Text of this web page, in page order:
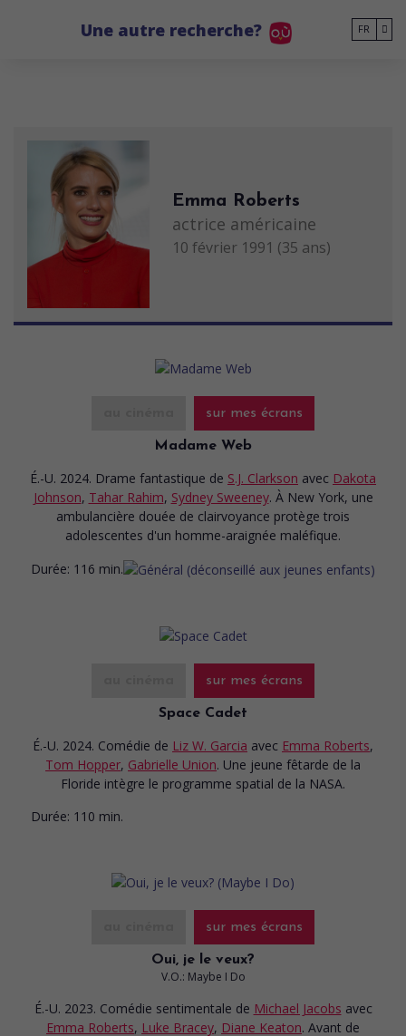
Une autre recherche? FR
Emma Roberts
actrice américaine
10 février 1991 (35 ans)
sur mes écrans
Madame Web
É.-U. 2024. Drame fantastique de S.J. Clarkson avec Dakota
Johnson, Tahar Rahim, Sydney Sweeney. À New York, une
ambulancière douée de clairvoyance protège trois
adolescentes d'un homme-araignée maléfique.
Durée: 116 min.
sur mes écrans
Space Cadet
É.-U. 2024. Comédie de Liz W. Garcia avec Emma Roberts,
Tom Hopper, Gabrielle Union. Une jeune fêtarde de la
Floride intègre le programme spatial de la NASA.
Durée: 110 min.
sur mes écrans
Oui, je le veux?
V.O.: Maybe I Do
É.-U. 2023. Comédie sentimentale de Michael Jacobs avec
Emma Roberts, Luke Bracey, Diane Keaton. Avant de